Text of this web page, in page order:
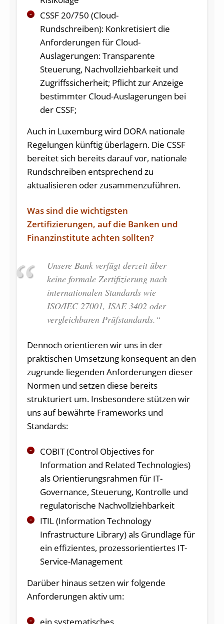
CSSF 20/750 (Cloud-
Rundschreiben): Konkretisiert die
Anforderungen für Cloud-
Auslagerungen: Transparente
Steuerung, Nachvollziehbarkeit und
Zugriffssicherheit; Pflicht zur Anzeige
bestimmter Cloud-Auslagerungen bei
der CSSF;
Auch in Luxemburg wird DORA nationale
Regelungen künftig überlagern. Die CSSF
bereitet sich bereits darauf vor, nationale
Rundschreiben entsprechend zu
aktualisieren oder zusammenzuführen.
Was sind die wichtigsten
Zertifizierungen, auf die Banken und
Finanzinstitute achten sollten?
Unsere Bank verfügt derzeit über
keine formale Zertifizierung nach
internationalen Standards wie
ISO/IEC 27001, ISAE 3402 oder
vergleichbaren Prüfstandards.“
Dennoch orientieren wir uns in der
praktischen Umsetzung konsequent an den
zugrunde liegenden Anforderungen dieser
Normen und setzen diese bereits
strukturiert um. Insbesondere stützen wir
uns auf bewährte Frameworks und
Standards:
COBIT (Control Objectives for
Information and Related Technologies)
als Orientierungsrahmen für IT-
Governance, Steuerung, Kontrolle und
regulatorische Nachvollziehbarkeit
ITIL (Information Technology
Infrastructure Library) als Grundlage für
ein effizientes, prozessorientiertes IT-
Service-Management
Darüber hinaus setzen wir folgende
Anforderungen aktiv um: